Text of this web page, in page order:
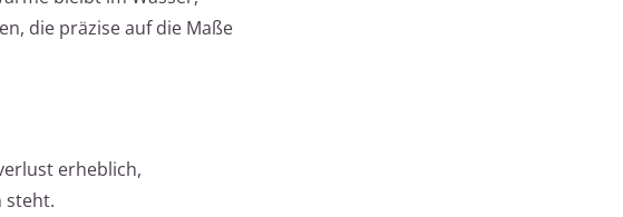
die präzise auf die Maße
erheblich,
steht.